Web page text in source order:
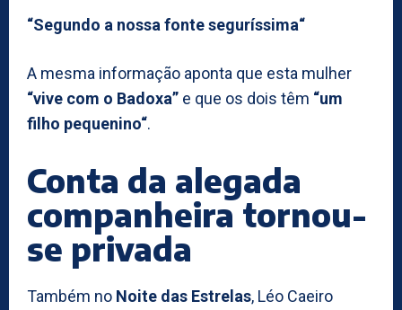
“Segundo a nossa fonte seguríssima“
A mesma informação aponta que esta mulher
“vive com o Badoxa” e que os dois têm “um
filho pequenino“.
Conta da alegada
companheira tornou-
se privada
Também no Noite das Estrelas, Léo Caeiro